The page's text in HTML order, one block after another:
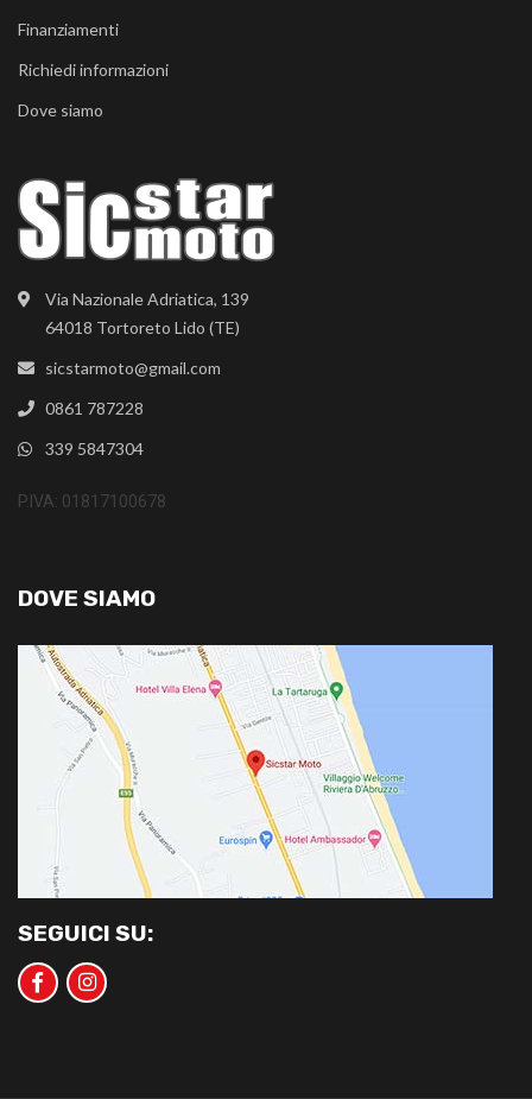
Via Nazionale Adriatica, 139
64018 Tortoreto Lido (TE)
sicstarmoto@gmail.com
0861 787228
339 5847304
P.IVA: 01817100678
Finanziamenti
Richiedi informazioni
Dove siamo
DOVE SIAMO
SEGUICI SU: